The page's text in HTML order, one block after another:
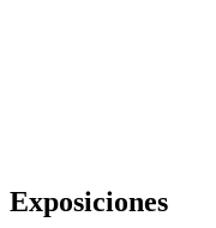
Exposiciones